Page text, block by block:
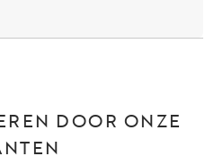
DOOR ONZE